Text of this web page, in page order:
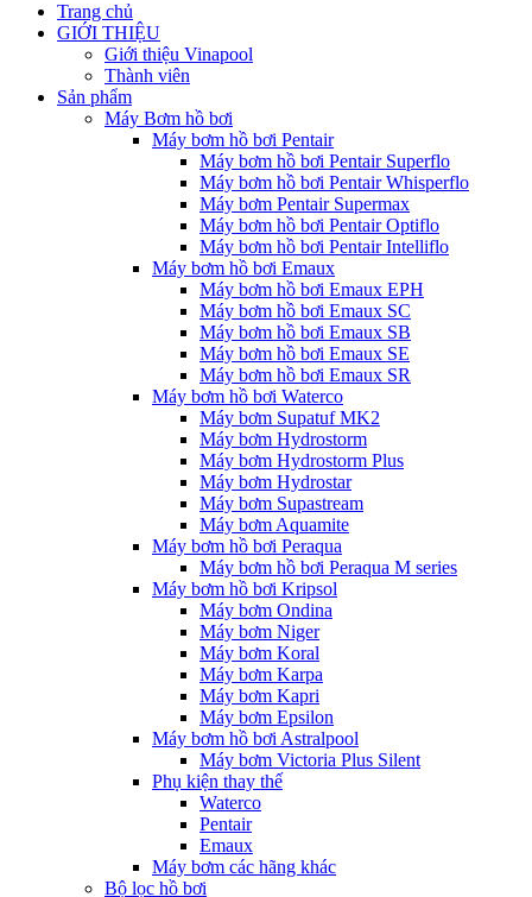
Trang chủ
GIỚI THIỆU
Giới thiệu Vinapool
Thành viên
Sản phẩm
Máy Bơm hồ bơi
Máy bơm hồ bơi Pentair
Máy bơm hồ bơi Pentair Superflo
Máy bơm hồ bơi Pentair Whisperflo
Máy bơm Pentair Supermax
Máy bơm hồ bơi Pentair Optiflo
Máy bơm hồ bơi Pentair Intelliflo
Máy bơm hồ bơi Emaux
Máy bơm hồ bơi Emaux EPH
Máy bơm hồ bơi Emaux SC
Máy bơm hồ bơi Emaux SB
Máy bơm hồ bơi Emaux SE
Máy bơm hồ bơi Emaux SR
Máy bơm hồ bơi Waterco
Máy bơm Supatuf MK2
Máy bơm Hydrostorm
Máy bơm Hydrostorm Plus
Máy bơm Hydrostar
Máy bơm Supastream
Máy bơm Aquamite
Máy bơm hồ bơi Peraqua
Máy bơm hồ bơi Peraqua M series
Máy bơm hồ bơi Kripsol
Máy bơm Ondina
Máy bơm Niger
Máy bơm Koral
Máy bơm Karpa
Máy bơm Kapri
Máy bơm Epsilon
Máy bơm hồ bơi Astralpool
Máy bơm Victoria Plus Silent
Phụ kiện thay thế
Waterco
Pentair
Emaux
Máy bơm các hãng khác
Bộ lọc hồ bơi